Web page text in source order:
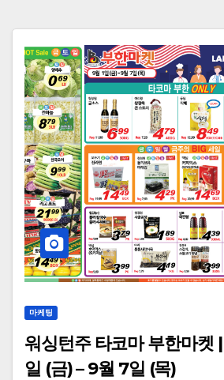
마케팅
워싱턴주 타코마 부한마켓
일 (금) – 9월 7일 (목)